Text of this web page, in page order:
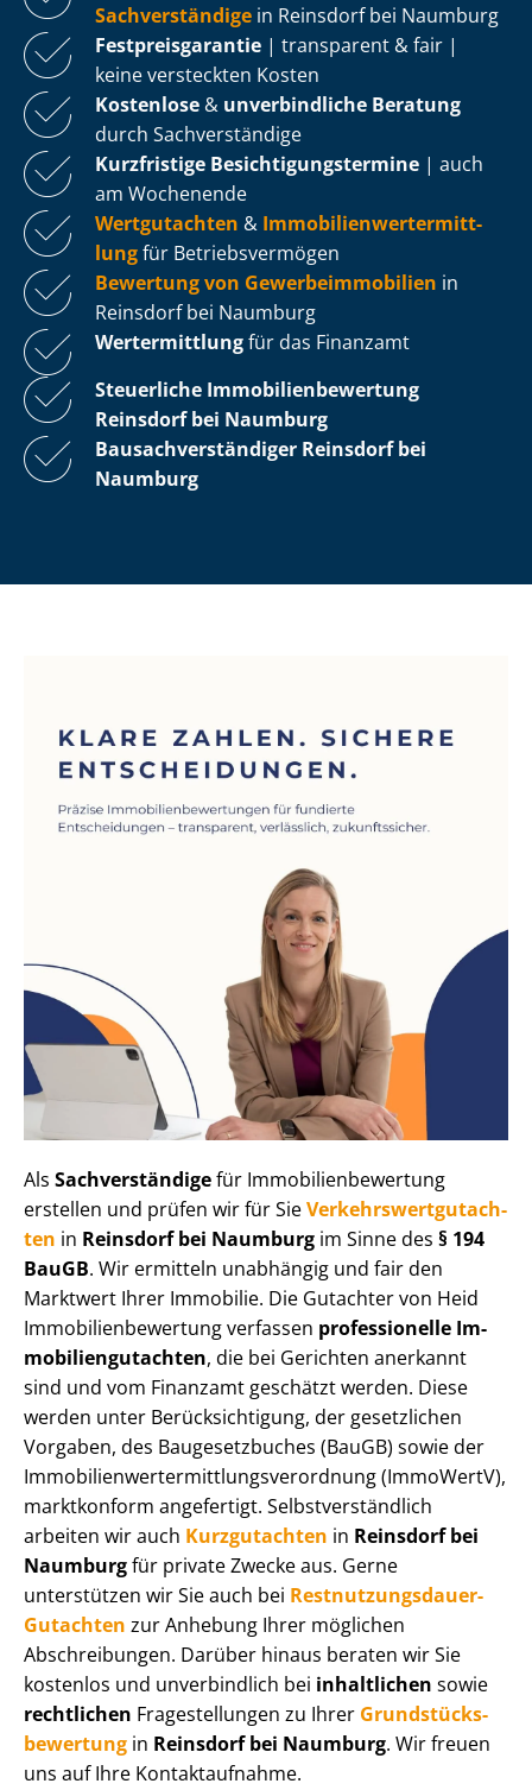
Sachverständige in Reinsdorf bei Naumburg
Fest­preis­ga­ran­tie | transparent & fair |
keine versteckten Kosten
Kostenlose & unverbindliche Beratung
durch Sachverständige
Kurzfristige Be­sich­ti­gungs­ter­mi­ne | auch
am Wochenende
Wertgutachten & Im­mo­bi­li­en­wert­ermitt­
lungfür Be­triebs­ver­mö­gen
Bewertung von Ge­wer­be­im­mo­bi­li­en in
Reinsdorf bei Naumburg
Wertermittlungfür das Finanzamt
Steuerliche Im­mo­bi­li­en­be­wer­tung
Reinsdorf bei Naumburg
Bau­sach­ver­stän­di­ger Reinsdorf bei
Naumburg
Als Sachverständigefür Im­mo­bi­li­en­be­wer­tung
erstellen und prüfen wir für SieVer­kehrs­wert­gut­ach­
ten in Reinsdorf bei Naumburg im Sinne des § 194
BauGB. Wir ermitteln unabhängig und fair den
Marktwert Ihrer Immobilie. Die Gutachter von Heid
Im­mo­bi­li­en­be­wer­tung verfassen professionelle Im­
mo­bi­li­en­gut­ach­ten, die bei Gerichten anerkannt
sind und vom Finanzamt geschätzt werden. Diese
werden unter Be­rück­sich­ti­gung, der gesetzlichen
Vorgaben, des Baugesetzbuches (BauGB) sowie der
Im­mo­bi­li­en­wert­ermitt­lungs­ver­ord­nung (ImmoWertV),
marktkonform angefertigt. Selbst­ver­ständ­lich
arbeiten wir auch Kurzgutachten in Reinsdorf bei
Naumburgfür private Zwecke aus. Gerne
unterstützen wir Sie auch bei Rest­nut­zungs­dau­er-
Gutachten zur Anhebung Ihrer möglichen
Abschreibungen. Darüber hinaus beraten wir Sie
kostenlos und unverbindlich bei inhaltlichen sowie
rechtlichen Fragestellungen zu Ihrer Grund­stücks­
be­wer­tung in Reinsdorf bei Naumburg. Wir freuen
uns auf Ihre Kontaktaufnahme.